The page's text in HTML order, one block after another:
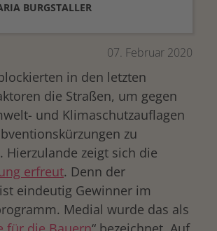
BURGSTALLER
07. Februar 2020
in den letzten
die Straßen, um gegen
und Klimaschutzauflagen
zu
Hierzulande zeigt sich die
erfreut. Denn der
eindeutig Gewinner im
Medial wurde das als